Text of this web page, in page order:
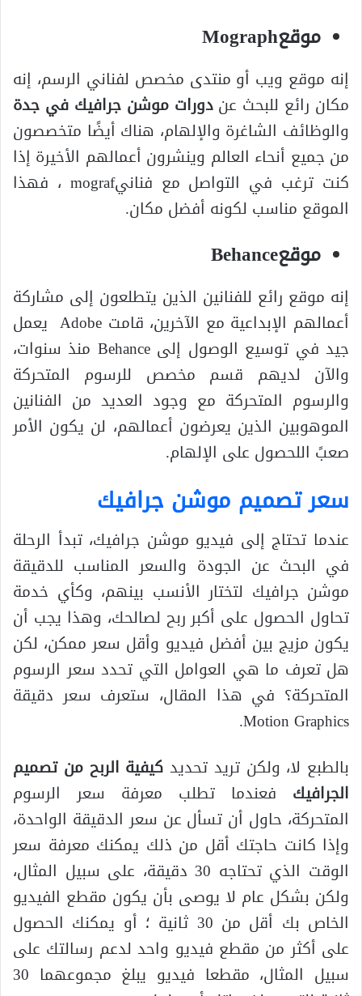
موقعMograph
إنه موقع ويب أو منتدى مخصص لفناني الرسم، إنه
مكان رائع للبحث عندورات موشن جرافيك في جدة
والوظائف الشاغرة والإلهام، هناك أيضًا متخصصون
من جميع أنحاء العالم وينشرون أعمالهم الأخيرة إذا
كنت ترغب في التواصل مع فنانيmograf ، فهذا
الموقع مناسب لكونه أفضل مكان.
موقعBehance
إنه موقع رائع للفنانين الذين يتطلعون إلى مشاركة
أعمالهم الإبداعية مع الآخرين، قامت Adobe يعمل
جيد في توسيع الوصول إلى Behance منذ سنوات،
والآن لديهم قسم مخصص للرسوم المتحركة
والرسوم المتحركة مع وجود العديد من الفنانين
الموهوبين الذين يعرضون أعمالهم، لن يكون الأمر
صعبً اللحصول على الإلهام.
سعر تصميم موشن جرافيك
عندما تحتاج إلى فيديو موشن جرافيك، تبدأ الرحلة
في البحث عن الجودة والسعر المناسب للدقيقة
موشن جرافيك لتختار الأنسب بينهم، وكأي خدمة
تحاول الحصول على أكبر ربح لصالحك، وهذا يجب أن
يكون مزيج بين أفضل فيديو وأقل سعر ممكن، لكن
هل تعرف ما هي العوامل التي تحدد سعر الرسوم
المتحركة؟ في هذا المقال، ستعرف سعر دقيقة
Motion Graphics.
بالطبع لا، ولكن تريد تحديد كيفية الربح من تصميم
الجرافيك فعندما تطلب معرفة سعر الرسوم
المتحركة، حاول أن تسأل عن سعر الدقيقة الواحدة،
وإذا كانت حاجتك أقل من ذلك يمكنك معرفة سعر
الوقت الذي تحتاجه 30 دقيقة، على سبيل المثال،
ولكن بشكل عام لا يوصى بأن يكون مقطع الفيديو
الخاص بك أقل من 30 ثانية ؛ أو يمكنك الحصول
على أكثر من مقطع فيديو واحد لدعم رسالتك على
سبيل المثال، مقطعا فيديو يبلغ مجموعهما 30